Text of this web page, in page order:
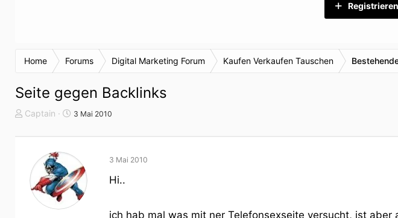
Registrieren
Home Forums Digital Marketing Forum Kaufen Verkaufen Tauschen
Seite gegen Backlinks
T
Captain
S
d
a
t
3 Mai 2010
3 Mai 2010
Hi..
ich hab mal was mit ner Telefonsexseite versucht, ist aber